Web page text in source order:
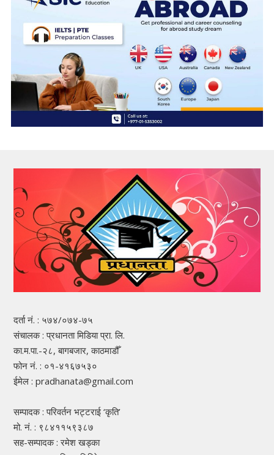
दर्ता नं. : ५७४/०७४-७५
संचालक : प्रधानता मिडिया प्रा. लि.
का.म.पा.-२८, बागबजार, काठमाडौँ
फोन नं. : ०१-४१६७५३०
ईमेल : pradhanata@gmail.com
सम्पादक : परिवर्तन भट्टराई ‘कृति’
मो. नं. : ९८४११५९३८७
सह-सम्पादक : रमेश खड्का